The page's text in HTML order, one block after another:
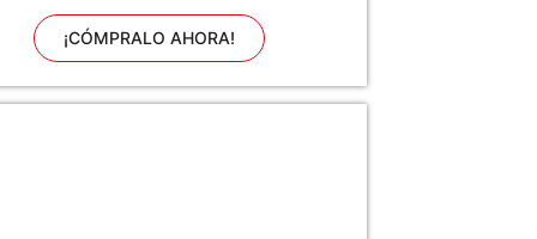
Dardos Ultra Pack de 20 Dardos
para lanzadores Ultra
¡CÓMPRALO AHORA!